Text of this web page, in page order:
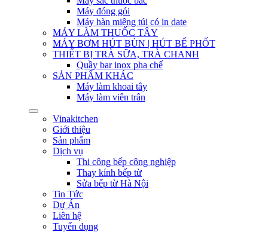
Máy đóng gói
Máy hàn miệng túi có in date
MÁY LÀM THUỐC TÂY
MÁY BƠM HÚT BÙN | HÚT BỂ PHỐT
THIẾT BỊ TRÀ SỮA, TRÀ CHANH
Quầy bar inox pha chế
SẢN PHẨM KHÁC
Máy làm khoai tây
Máy làm viên trân
Vinakitchen
Giới thiệu
Sản phẩm
Dịch vụ
Thi công bếp công nghiệp
Thay kính bếp từ
Sửa bếp từ Hà Nội
Tin Tức
Dự Án
Liên hệ
Tuyển dụng